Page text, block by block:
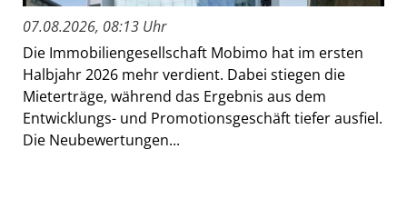
07.08.2026, 08:13 Uhr
Die Immobiliengesellschaft Mobimo hat im ersten
Halbjahr 2026 mehr verdient. Dabei stiegen die
Mieterträge, während das Ergebnis aus dem
Entwicklungs- und Promotionsgeschäft tiefer ausfiel.
Die Neubewertungen...